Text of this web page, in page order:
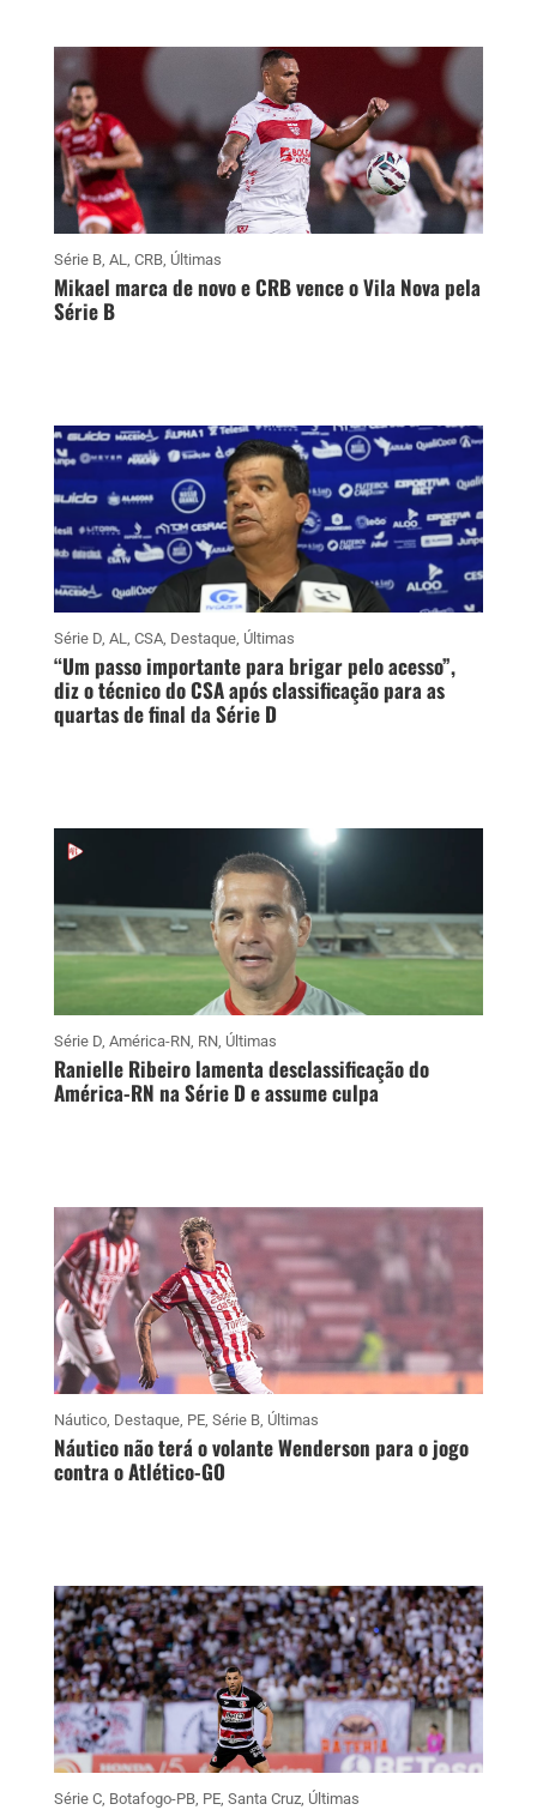
Série B, AL, CRB, Últimas
Mikael marca de novo e CRB vence o Vila Nova pela
Série B
Série D, AL, CSA, Destaque, Últimas
“Um passo importante para brigar pelo acesso”,
diz o técnico do CSA após classificação para as
quartas de final da Série D
Série D, América-RN, RN, Últimas
Ranielle Ribeiro lamenta desclassificação do
América-RN na Série D e assume culpa
Náutico, Destaque, PE, Série B, Últimas
Náutico não terá o volante Wenderson para o jogo
contra o Atlético-GO
Série C, Botafogo-PB, PE, Santa Cruz, Últimas